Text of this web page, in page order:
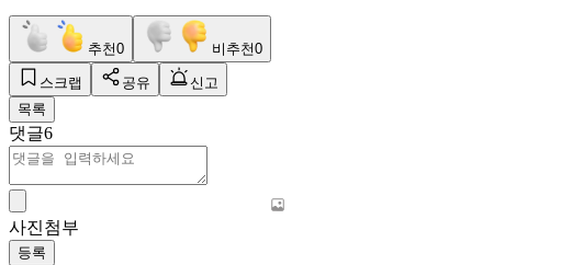
추천0 비추천0
스크랩 공유
신고
목록
댓글6
사진첨부
등록